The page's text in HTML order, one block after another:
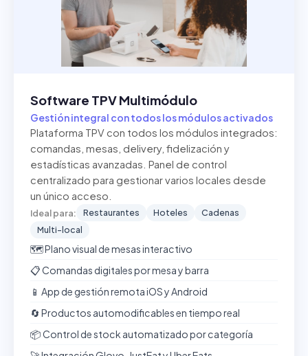
Software TPV Multimódulo
Gestión integral con todos los módulos activados
Plataforma TPV con todos los módulos integrados:
comandas, mesas, delivery, fidelización y
estadísticas avanzadas. Panel de control
centralizado para gestionar varios locales desde
un único acceso.
Ideal para: Restaurantes Hoteles
Cadenas
Multi-local
🗺️ Plano visual de mesas interactivo
📋 Comandas digitales por mesa y barra
📱 App de gestión remota iOS y Android
🔄 Productos automodificables en tiempo real
📦 Control de stock automatizado por categoría